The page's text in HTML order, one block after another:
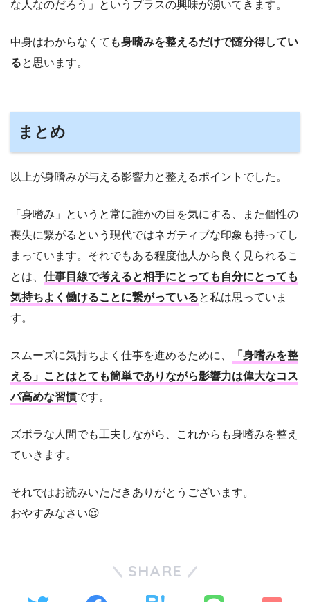
な人なのだろう」というプラスの興味が湧いてきます。
中身はわからなくても身嗜みを整えるだけで随分得してい
ると思います。
まとめ
以上が身嗜みが与える影響力と整えるポイントでした。
「身嗜み」というと常に誰かの目を気にする、また個性の
喪失に繋がるという現代ではネガティブな印象も持ってし
まっています。それでもある程度他人から良く見られるこ
とは、 仕事目線で考えると相手にとっても自分にとっても
気持ちよく働けることに繋がっていると私は思っていま
す。
スムーズに気持ちよく仕事を進めるために、
「身嗜みを整
える」ことはとても簡単でありながら影響力は偉大なコス
パ高めな習慣です。
ズボラな人間でも工夫しながら、これからも身嗜みを整え
ていきます。
それではお読みいただきありがとうございます。
おやすみなさい😌
SHARE